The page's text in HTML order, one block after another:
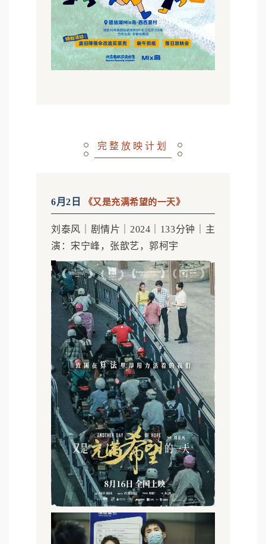
完整放映计划
6月2日 《又是充满希望的一天》
刘泰风｜剧情片｜2024｜133分钟｜主
演：宋宁峰，张歆艺，郭柯宇